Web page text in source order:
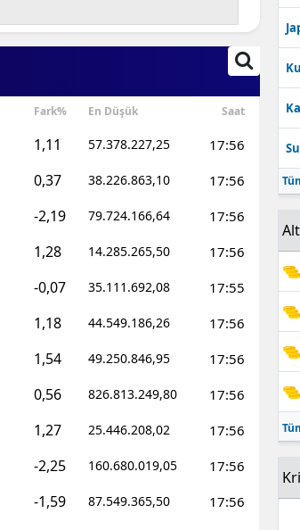
Fark% En Düşük Saat
1,11 57.378.227,25 17:56
0,37 38.226.863,10 17:56
-2,19 79.724.166,64 17:56
1,28 14.285.265,50 17:56
-0,07 35.111.692,08 17:55
1,18 44.549.186,26 17:56
1,54 49.250.846,95 17:56
0,56 826.813.249,80 17:56
1,27 25.446.208,02 17:56
-2,25 160.680.019,05 17:56
-1,59 87.549.365,50 17:56